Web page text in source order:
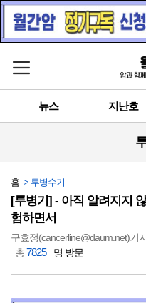
메뉴 열기
뉴스 지난호
홈 -> 투병수기
[투병기] - 아직 알려지지
험하면서
구효정(cancerline@daum.net)기
총7825 명 방문